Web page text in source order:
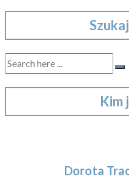
Kim
Dorota